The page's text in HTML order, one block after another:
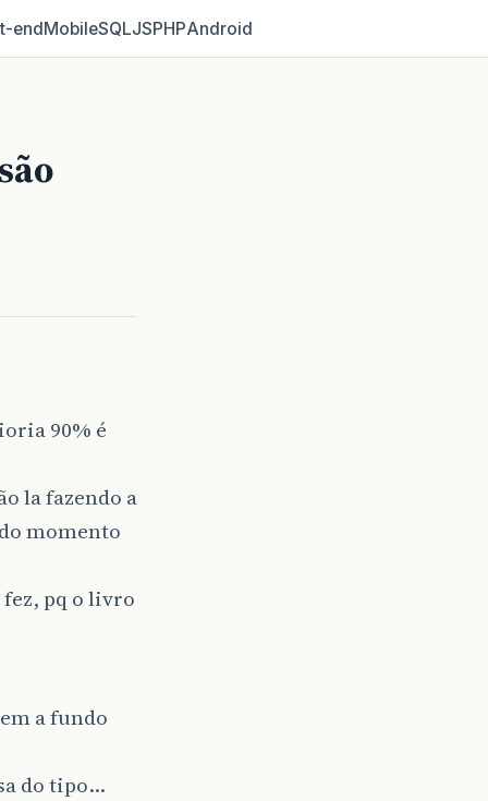
MobileSQLJSPHPAndroid
90% é
la fazendo a
momento
pq o livro
a fundo
do tipo…